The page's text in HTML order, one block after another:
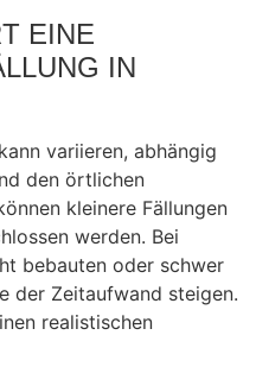
EINE
IN
variieren, abhängig
den örtlichen
kleinere Fällungen
werden. Bei
bebauten oder schwer
der Zeitaufwand steigen.
realistischen